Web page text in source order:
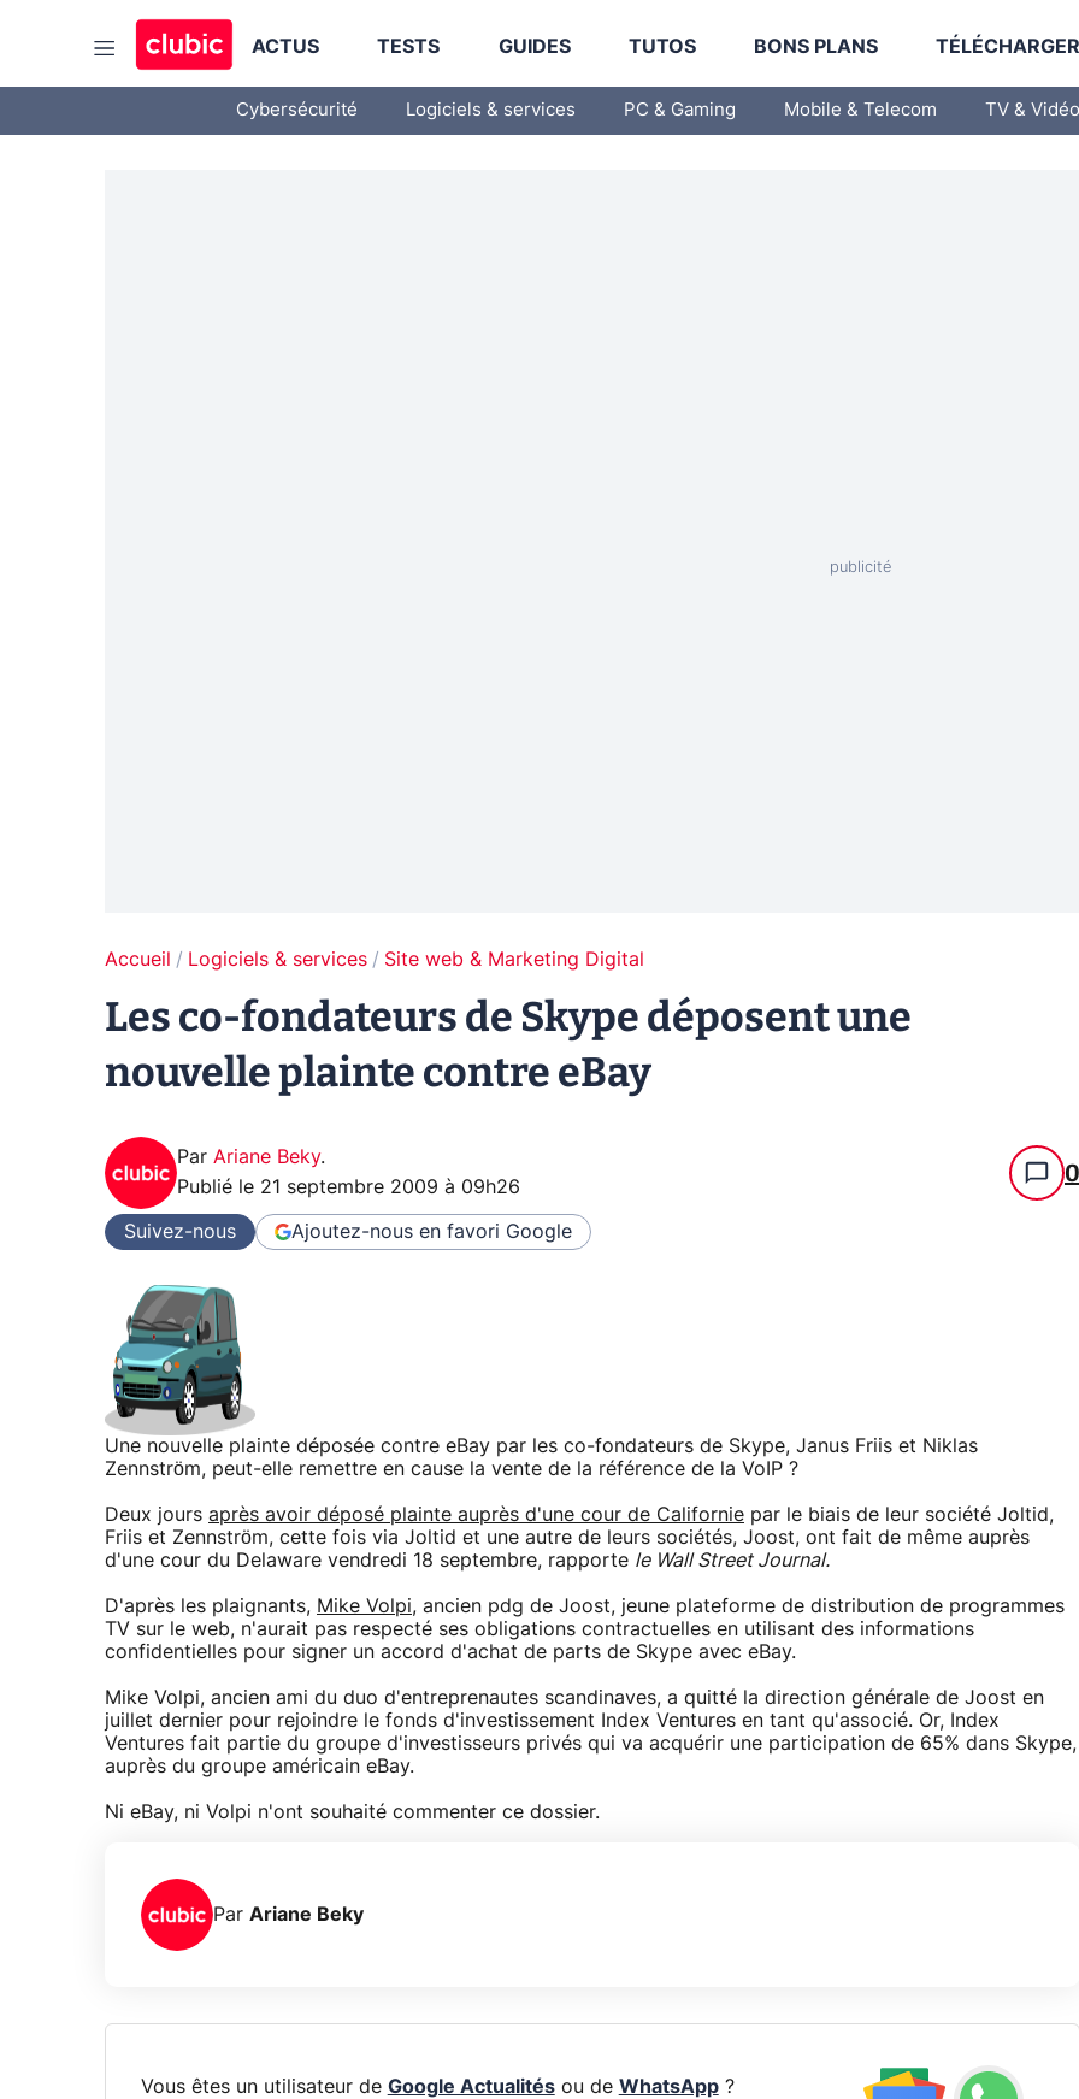
ACTUS TESTS GUIDES TUTOS BONS PLANS
Cybersécurité Logiciels & services PC & Gaming Mobile & Telecom TV & Vidéo
Accueil Logiciels & services Site web & Marketing Digital
Les co-fondateurs de Skype déposent une
nouvelle plainte contre eBay
Par Ariane Beky.
Publié le 21 septembre 2009 à 09h26 0
Suivez-nous Ajoutez-nous en favori Google
Une nouvelle plainte déposée contre eBay par les co-fondateurs de Skype, Janus Friis et Niklas
Zennström, peut-elle remettre en cause la vente de la référence de la VoIP ?
Deux jours après avoir déposé plainte auprès d'une cour de Californie par le biais de leur société Joltid,
Friis et Zennström, cette fois via Joltid et une autre de leurs sociétés, Joost, ont fait de même auprès
d'une cour du Delaware vendredi 18 septembre, rapporte le Wall Street Journal.
D'après les plaignants, Mike Volpi, ancien pdg de Joost, jeune plateforme de distribution de programmes
TV sur le web, n'aurait pas respecté ses obligations contractuelles en utilisant des informations
confidentielles pour signer un accord d'achat de parts de Skype avec eBay.
Mike Volpi, ancien ami du duo d'entreprenautes scandinaves, a quitté la direction générale de Joost en
juillet dernier pour rejoindre le fonds d'investissement Index Ventures en tant qu'associé. Or, Index
Ventures fait partie du groupe d'investisseurs privés qui va acquérir une participation de 65% dans Skype,
auprès du groupe américain eBay.
Ni eBay, ni Volpi n'ont souhaité commenter ce dossier.
Par Ariane Beky
Vous êtes un utilisateur de Google Actualitésou de WhatsApp?